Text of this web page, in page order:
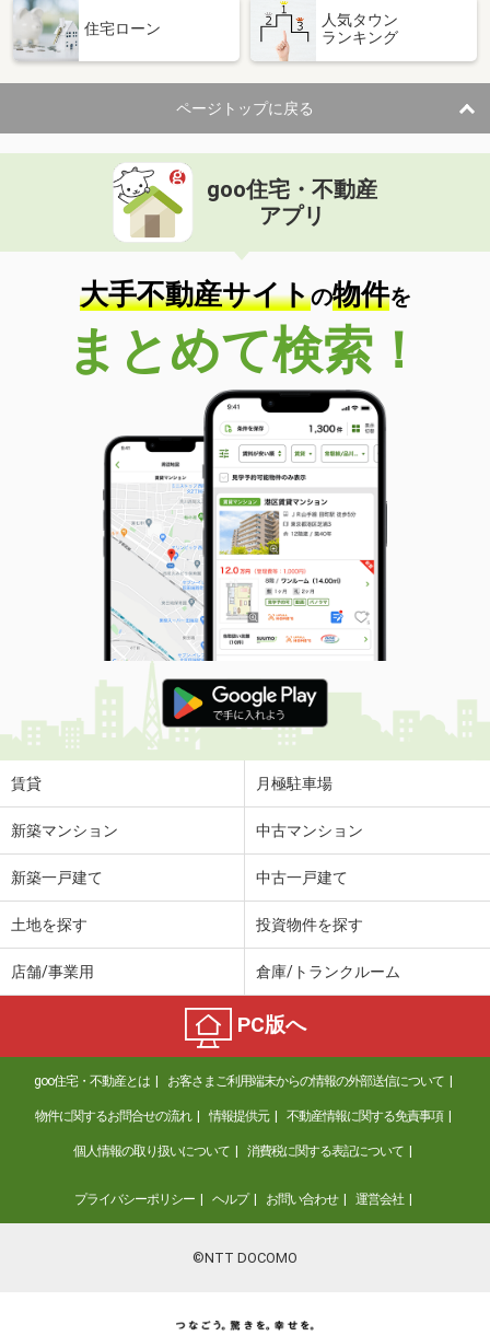
住宅ローン
人気タウン
ランキング
ページトップに戻る
goo住宅・不動産
アプリ
大手不動産サイトの物件を
まとめて検索！
賃貸 月極駐車場
新築マンション 中古マンション
新築一戸建て 中古一戸建て
土地を探す 投資物件を探す
店舗/事業用 倉庫/トランクルーム
PC版へ
goo住宅・不動産とは お客さまご利用端末からの情報の外部送信について
物件に関するお問合せの流れ 情報提供元 不動産情報に関する免責事項
個人情報の取り扱いについて 消費税に関する表記について
プライバシーポリシー ヘルプ お問い合わせ 運営会社
©NTT DOCOMO